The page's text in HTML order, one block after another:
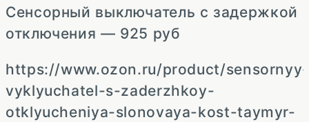
Сенсорный выключатель с задержкой
отключения — 925 руб
https://www.ozon.ru/product/sensornyy-
vyklyuchatel-s-zaderzhkoy-
otklyucheniya-slonovaya-kost-taymyr-